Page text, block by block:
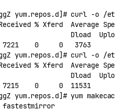
yum.repos.d]# curl -o /
% Xferd  Average Speed
Dload  Upload
7221    0     0   3763      0
yum.repos.d]# curl -o /
% Xferd  Average Speed
Dload  Upload
7215    0     0  11531
yum.repos.d]# yum makecache
fastestmirror